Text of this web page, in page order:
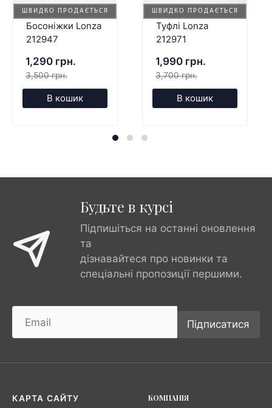
ШВИДКО ПРОДАЄТЬСЯ
Босоніжки Lonza
212947
1,290 грн.
3,500 грн.
В кошик
ШВИДКО ПРОДАЄТЬСЯ
Туфлі Lonza
212971
1,990 грн.
3,700 грн.
В кошик
Будьте в курсі
Підпишіться на останні оновлення
та
дізнавайтеся про новинки та
спеціальні пропозиції першими.
Підписатися
КАРТА САЙТУ
КОМПАНІЯ